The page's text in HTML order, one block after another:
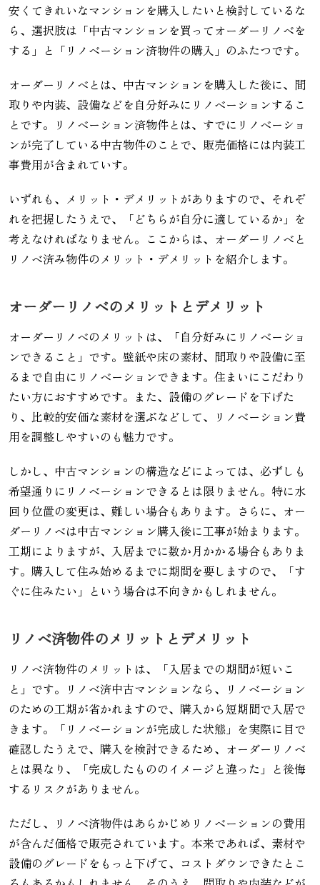
安くてきれいなマンションを購入したいと検討しているな
ら、選択肢は「中古マンションを買ってオーダーリノベを
する」と「リノベーション済物件の購入」のふたつです。
オーダーリノベとは、中古マンションを購入した後に、間
取りや内装、設備などを自分好みにリノベーションするこ
とです。リノベーション済物件とは、すでにリノベーショ
ンが完了している中古物件のことで、販売価格には内装工
事費用が含まれていす。
いずれも、メリット・デメリットがありますので、それぞ
れを把握したうえで、「どちらが自分に適しているか」を
考えなければなりません。ここからは、オーダーリノベと
リノベ済み物件のメリット・デメリットを紹介します。
オーダーリノベのメリットとデメリット
オーダーリノベのメリットは、「自分好みにリノベーショ
ンできること」です。壁紙や床の素材、間取りや設備に至
るまで自由にリノベーションできます。住まいにこだわり
たい方におすすめです。また、設備のグレードを下げた
り、比較的安価な素材を選ぶなどして、リノベーション費
用を調整しやすいのも魅力です。
しかし、中古マンションの構造などによっては、必ずしも
希望通りにリノベーションできるとは限りません。特に水
回り位置の変更は、難しい場合もあります。さらに、オー
ダーリノベは中古マンション購入後に工事が始まります。
工期によりますが、入居までに数か月かかる場合もありま
す。購入して住み始めるまでに期間を要しますので、「す
ぐに住みたい」という場合は不向きかもしれません。
リノベ済物件のメリットとデメリット
リノベ済物件のメリットは、「入居までの期間が短いこ
と」です。リノベ済中古マンションなら、リノベーション
のための工期が省かれますので、購入から短期間で入居で
きます。「リノベーションが完成した状態」を実際に目で
確認したうえで、購入を検討できるため、オーダーリノベ
とは異なり、「完成したもののイメージと違った」と後悔
するリスクがありません。
ただし、リノベ済物件はあらかじめリノベーションの費用
が含んだ価格で販売されています。本来であれば、素材や
設備のグレードをもっと下げて、コストダウンできたとこ